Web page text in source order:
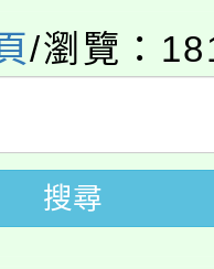
住民語歌
甄選結果(
學年度第
甄選結果(
大學推廣
通分析基
府辦理
年度學生
/瀏覽：
搜尋